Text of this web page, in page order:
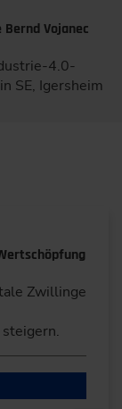
Vojanec
4.0-
SE, Igersheim
Zwillinge